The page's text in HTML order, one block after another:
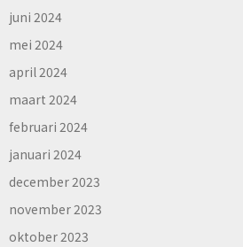
juni 2024
mei 2024
april 2024
maart 2024
februari 2024
januari 2024
december 2023
november 2023
oktober 2023